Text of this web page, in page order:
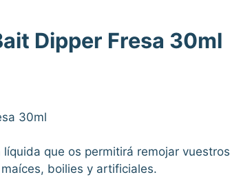
Dipper Fresa 30ml
30ml
que os permitirá remojar vuestros
boilies y artificiales.